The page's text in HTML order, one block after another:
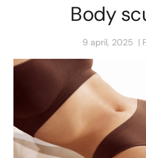
Body
9 april, 2025